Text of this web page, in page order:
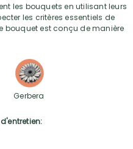
les bouquets en utilisant leurs
les critères essentiels de
bouquet est conçu de manière
Gerbera